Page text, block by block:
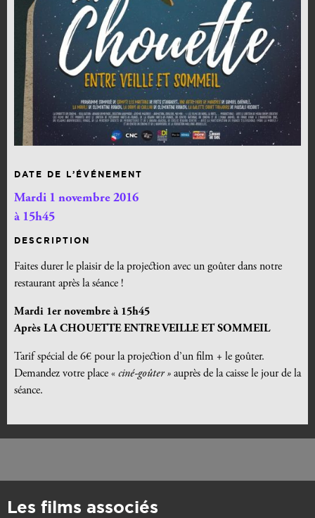
DATE DE L’ÉVÉNEMENT
Mardi 1 novembre 2016
à 15h45
DESCRIPTION
Faites durer le plaisir de la projection avec un goûter dans notre
restaurant après la séance !
Mardi 1er novembre à 15h45
Après LA CHOUETTE ENTRE VEILLE ET SOMMEIL
Tarif spécial de 6€ pour la projection d’un film + le goûter.
Demandez votre place « ciné-goûter » auprès de la caisse le jour de la
séance.
Les films associés